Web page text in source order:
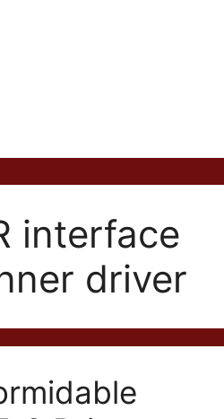
interface
driver